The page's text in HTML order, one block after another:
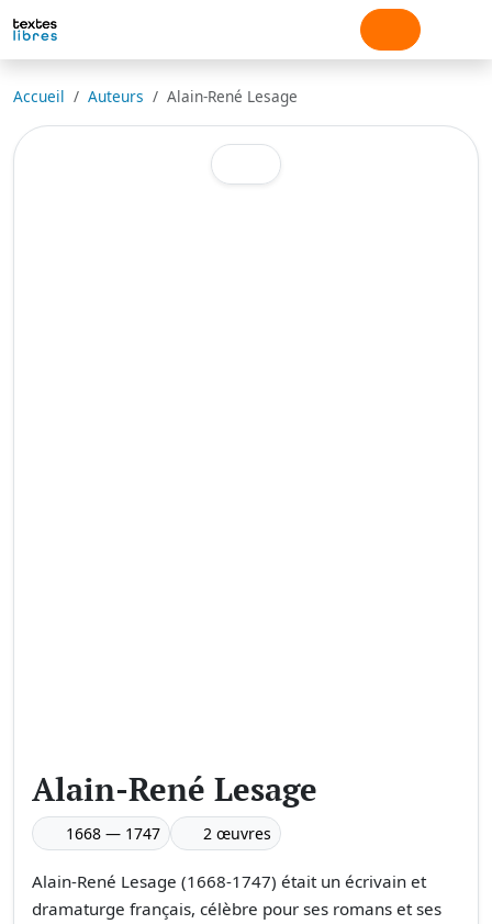
Accueil Auteurs Alain-René Lesage
Alain-René Lesage
1668 — 1747 2 œuvres
Alain-René Lesage (1668-1747) était un écrivain et
dramaturge français, célèbre pour ses romans et ses